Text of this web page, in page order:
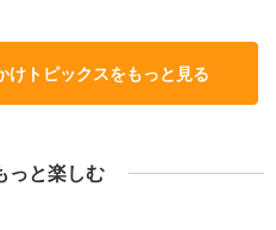
けトピックスをもっと見る
っと楽しむ